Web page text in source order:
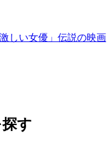
しい女優」伝説の映画
す